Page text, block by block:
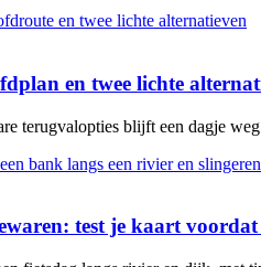
en twee lichte
terugvalopties blijft een dagje
test je kaart